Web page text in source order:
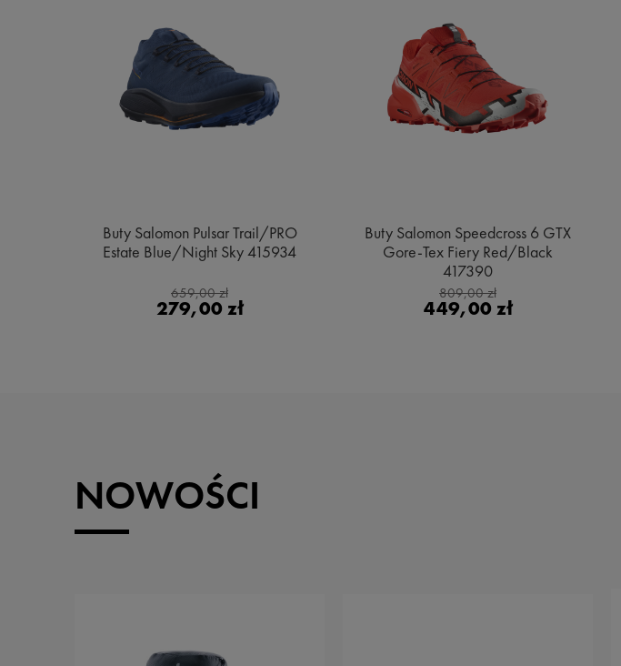
Buty Salomon Pulsar Trail/PRO
Estate Blue/Night Sky 415934
659,00 zł
279,00 zł
Buty Salomon Speedcross 6 GTX
Gore-Tex Fiery Red/Black
417390
809,00 zł
449,00 zł
NOWOŚCI